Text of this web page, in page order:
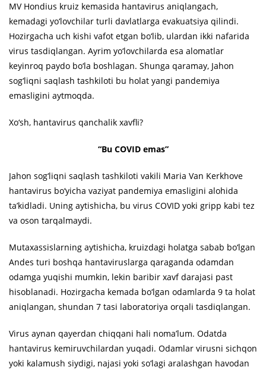
MV Hondius kruiz kemasida hantavirus aniqlangach,
kemadagi yo‘lovchilar turli davlatlarga evakuatsiya qilindi.
Hozirgacha uch kishi vafot etgan bo‘lib, ulardan ikki nafarida
virus tasdiqlangan. Ayrim yo‘lovchilarda esa alomatlar
keyinroq paydo bo‘la boshlagan. Shunga qaramay, Jahon
sog‘liqni saqlash tashkiloti bu holat yangi pandemiya
emasligini aytmoqda.
Xo‘sh, hantavirus qanchalik xavfli?
“Bu COVID emas”
Jahon sog‘liqni saqlash tashkiloti vakili Maria Van Kerkhove
hantavirus bo‘yicha vaziyat pandemiya emasligini alohida
ta’kidladi. Uning aytishicha, bu virus COVID yoki gripp kabi tez
va oson tarqalmaydi.
Mutaxassislarning aytishicha, kruizdagi holatga sabab bo‘lgan
Andes turi boshqa hantaviruslarga qaraganda odamdan
odamga yuqishi mumkin, lekin baribir xavf darajasi past
hisoblanadi. Hozirgacha kemada bo‘lgan odamlarda 9 ta holat
aniqlangan, shundan 7 tasi laboratoriya orqali tasdiqlangan.
Virus aynan qayerdan chiqqani hali noma’lum. Odatda
hantavirus kemiruvchilardan yuqadi. Odamlar virusni sichqon
yoki kalamush siydigi, najasi yoki so‘lagi aralashgan havodan